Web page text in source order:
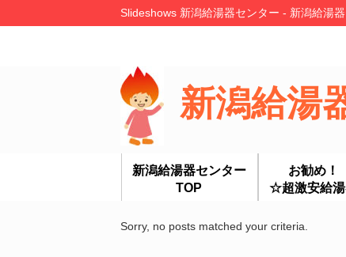
Slideshows 新潟給湯器センター - 新潟給湯
新潟給湯
新潟給湯器センター
TOP
お勧め！
☆超激安給
Sorry, no posts matched your criteria.